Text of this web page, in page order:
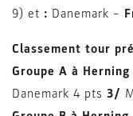
9) et : Danemark –
Classement tour
Groupe A à
Danemark 4 pts 3/